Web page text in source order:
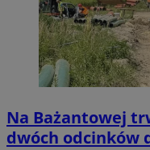
Na Bażantowej
dwóch odcinków